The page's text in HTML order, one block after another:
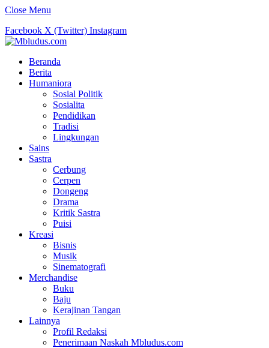
Close Menu
Facebook X (Twitter) Instagram
Beranda
Berita
Humaniora
Sosial Politik
Sosialita
Pendidikan
Tradisi
Lingkungan
Sains
Sastra
Cerbung
Cerpen
Dongeng
Drama
Kritik Sastra
Puisi
Kreasi
Bisnis
Musik
Sinematografi
Merchandise
Buku
Baju
Kerajinan Tangan
Lainnya
Profil Redaksi
Penerimaan Naskah Mbludus.com